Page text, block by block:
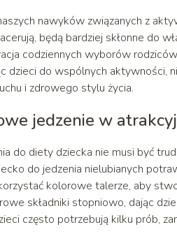
nawyków związanych z
będą bardziej skłonne do
codziennych wyborów
dzieci do wspólnych aktywności,
i zdrowego stylu życia.
jedzenie w
do diety dziecka nie musi być
do jedzenia nielubianych
kolorowe talerze, aby
składniki stopniowo, dając
często potrzebują kilku prób,